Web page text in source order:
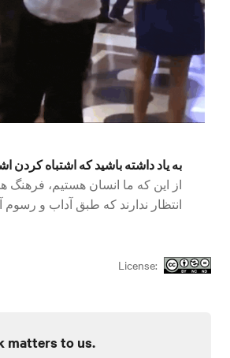
به یاد داشته باشید که اشتباه کردن
از این که ما انسان هستیم، فرهنگ
انتظار ندارند که طبق آداب و رسوم
License:
matters to us.